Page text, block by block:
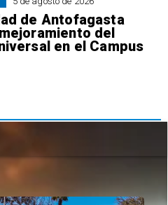
de Antofagasta
del
en el Campus